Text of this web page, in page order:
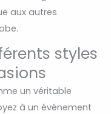
aux autres
styles
un véritable
à un événement